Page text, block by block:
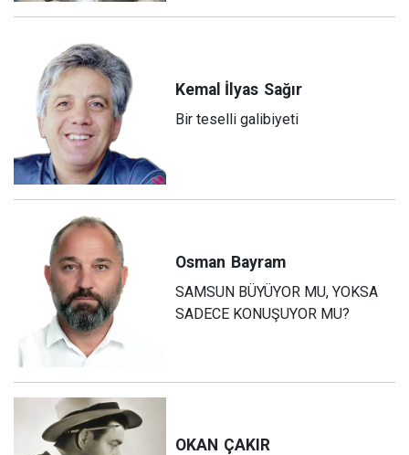
Kemal İlyas Sağır
Bir teselli galibiyeti
Osman Bayram
SAMSUN BÜYÜYOR MU, YOKSA
SADECE KONUŞUYOR MU?
OKAN ÇAKIR